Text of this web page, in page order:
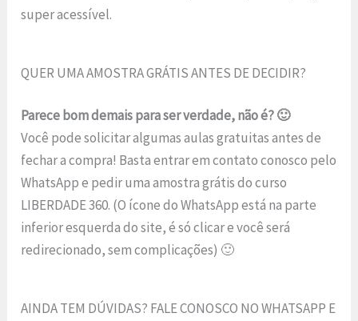
super acessível.
QUER UMA AMOSTRA GRÁTIS ANTES DE DECIDIR?
Parece bom demais para ser verdade, não é? 🙂
Você pode solicitar algumas aulas gratuitas antes de
fechar a compra! Basta entrar em contato conosco pelo
WhatsApp e pedir uma amostra grátis do curso
LIBERDADE 360. (O ícone do WhatsApp está na parte
inferior esquerda do site, é só clicar e você será
redirecionado, sem complicações) 🙂
AINDA TEM DÚVIDAS? FALE CONOSCO NO WHATSAPP E